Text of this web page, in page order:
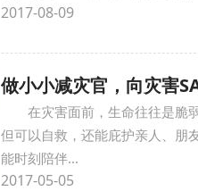
2017-08-09
做小小减灾官，向灾害
在灾害面前，生命往往是脆
但可以自救，还能庇护亲人、朋
能时刻陪伴...
2017-05-05